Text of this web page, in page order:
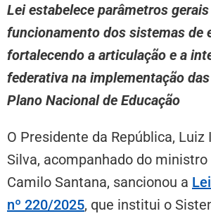
Lei estabelece parâmetros
funcionamento dos sistemas de
fortalecendo a articulação e a
federativa na implementação
Plano Nacional de Educação
O Presidente da República, Luiz
Silva, acompanhado do ministro
Camilo Santana, sancionou a
nº 220/2025, que institui o